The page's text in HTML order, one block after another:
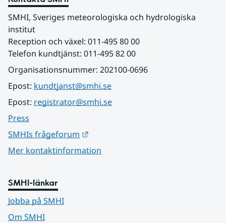
SMHI, Sveriges meteorologiska och hydrologiska
institut
Reception och växel: 011-495 80 00
Telefon kundtjänst: 011-495 82 00
Organisationsnummer: 202100-0696
Epost: kundtjanst@smhi.se
Epost: registrator@smhi.se
Press
SMHIs frågeforum
Mer kontaktinformation
SMHI-länkar
Jobba på SMHI
Om SMHI